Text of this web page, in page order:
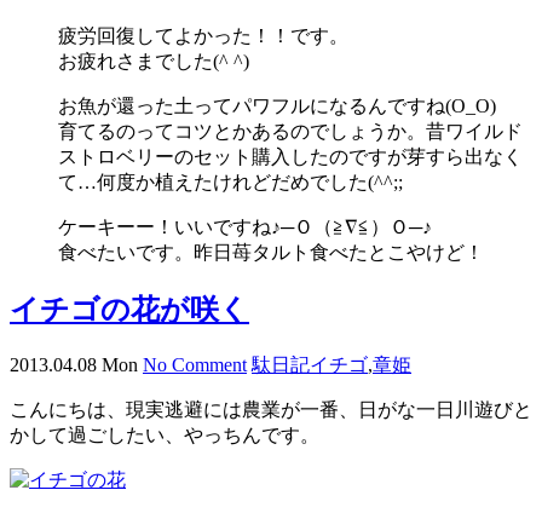
疲労回復してよかった！！です。
お疲れさまでした(^ ^)
お魚が還った土ってパワフルになるんですね(O_O)
育てるのってコツとかあるのでしょうか。昔ワイルド
ストロベリーのセット購入したのですが芽すら出なく
て…何度か植えたけれどだめでした(^^;;
ケーキーー！いいですね♪─Ｏ（≧∇≦）Ｏ─♪
食べたいです。昨日苺タルト食べたとこやけど！
イチゴの花が咲く
2013.04.08 Mon No Comment 駄日記イチゴ,章姫
こんにちは、現実逃避には農業が一番、日がな一日川遊びと
かして過ごしたい、やっちんです。